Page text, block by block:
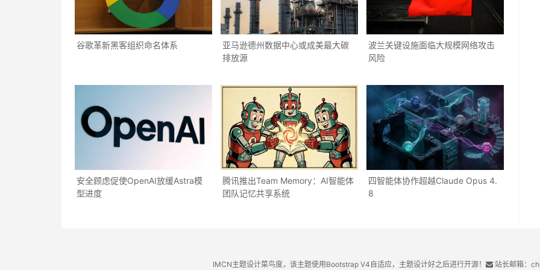
谷歌革新黑客组织命名体系
亚马逊德州数据中心或成美最大碳
排放源
波兰关键设施面临大规模网络攻击
风险
安全顾虑促使OpenAI放缓Astra模
型进度
腾讯推出Team Memory：AI智能体
团队记忆共享系统
四智能体协作超越Claude Opus 4.
8
IMCN主题设计菜鸟度，该主题使用Bootstrap V4自适应，主题设计好之后进行开源！ 站长邮箱：